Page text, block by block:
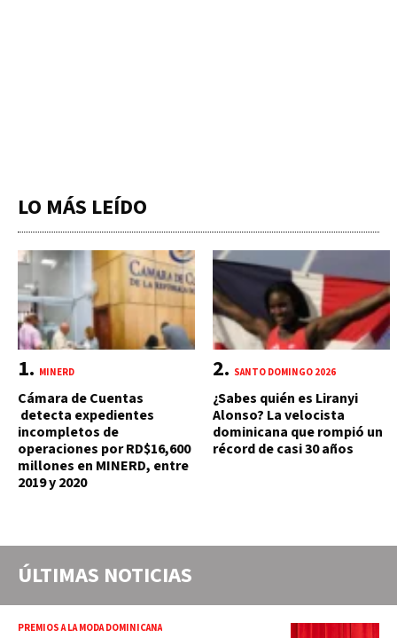
LO MÁS LEÍDO
MINERD
Cámara de Cuentas
detecta expedientes
incompletos de
operaciones por RD$16,600
millones en MINERD, entre
2019 y 2020
SANTO DOMINGO 2026
¿Sabes quién es Liranyi
Alonso? La velocista
dominicana que rompió un
récord de casi 30 años
ÚLTIMAS NOTICIAS
PREMIOS A LA MODA DOMINICANA